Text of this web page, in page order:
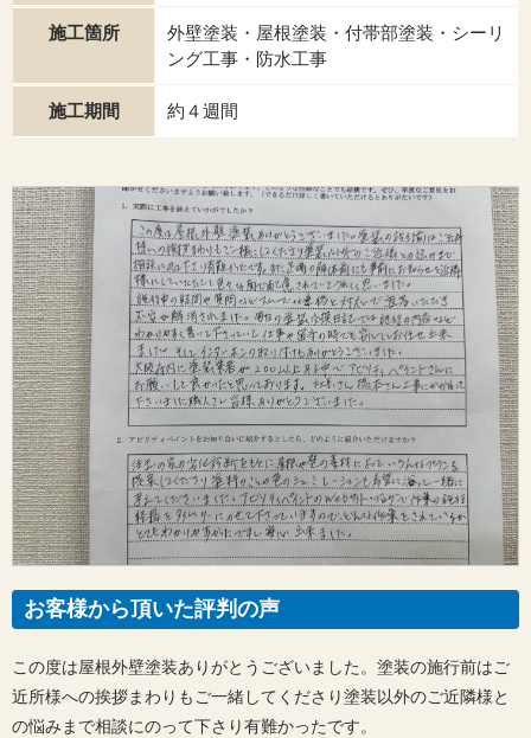
施工箇所
外壁塗装・屋根塗装・付帯部塗装・シーリ
ング工事・防水工事
施工期間 約４週間
お客様から頂いた評判の声
この度は屋根外壁塗装ありがとうございました。塗装の施行前はご
近所様への挨拶まわりもご一緒してくださり塗装以外のご近隣様と
の悩みまで相談にのって下さり有難かったです。